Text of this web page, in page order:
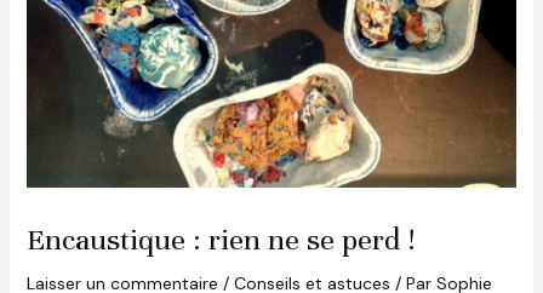
Encaustique : rien ne se perd !
Laisser un commentaire / Conseils et astuces / Par Sophie